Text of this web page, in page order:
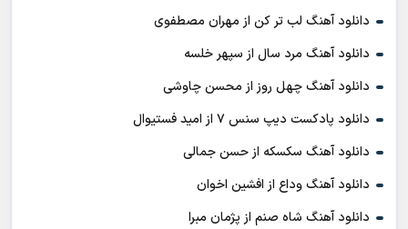
دانلود آهنگ لب تر کن از مهران مصطفوی
دانلود آهنگ مرد سال از سپهر خلسه
دانلود آهنگ چهل روز از محسن چاوشی
دانلود پادکست ديپ سنس ۷ از اميد فستيوال
دانلود آهنگ سکسکه از حسن جمالی
دانلود آهنگ وداع از افشين اخوان
دانلود آهنگ شاه صنم از پژمان مبرا